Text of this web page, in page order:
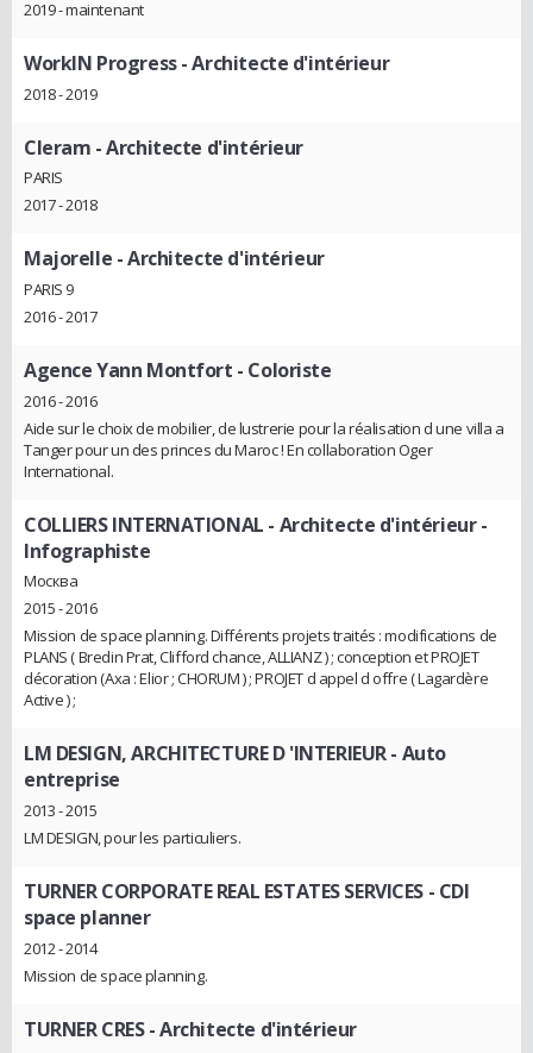
2019 - maintenant
WorkIN Progress- Architecte d'intérieur
2018 - 2019
Cleram - Architecte d'intérieur
PARIS
2017 - 2018
Majorelle - Architecte d'intérieur
PARIS 9
2016 - 2017
Agence Yann Montfort - Coloriste
2016 - 2016
Aide sur le choix de mobilier, de lustrerie pour la réalisation d une villa a
Tanger pour un des princes du Maroc ! En collaboration Oger
International.
COLLIERS INTERNATIONAL - Architecte d'intérieur -
Infographiste
Москва
2015 - 2016
Mission de space planning. Différents projets traités : modifications de
PLANS ( Bredin Prat, Clifford chance, ALLIANZ ) ; conception et PROJET
décoration (Axa : Elior ; CHORUM ) ; PROJET d appel d offre ( Lagardère
Active ) ;
LM DESIGN, ARCHITECTURE D 'INTERIEUR- Auto
entreprise
2013 - 2015
LM DESIGN, pour les particuliers.
TURNER CORPORATE REAL ESTATES SERVICES - CDI
space planner
2012 - 2014
Mission de space planning.
TURNER CRES- Architecte d'intérieur